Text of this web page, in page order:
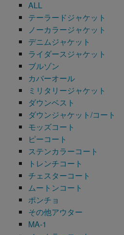
ALL
テーラードジャケット
ノーカラージャケット
デニムジャケット
ライダースジャケット
ブルゾン
カバーオール
ミリタリージャケット
ダウンベスト
ダウンジャケット/コート
モッズコート
ピーコート
ステンカラーコート
トレンチコート
チェスターコート
ムートンコート
ポンチョ
その他アウター
MA-1